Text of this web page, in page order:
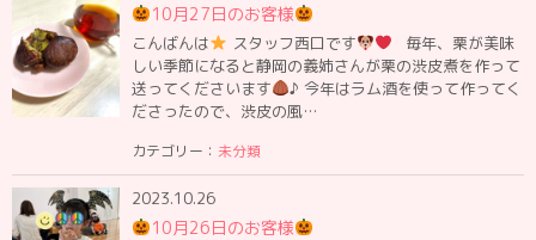
10月27日のお客様
こんばんは スタッフ西口です
毎年、栗が美味
しい季節になると静岡の義姉さんが栗の渋皮煮を作って
送ってくださいます
♪ 今年はラム酒を使って作ってく
ださったので、渋皮の風…
カテゴリー： 未分類
2023.10.26
10月26日のお客様